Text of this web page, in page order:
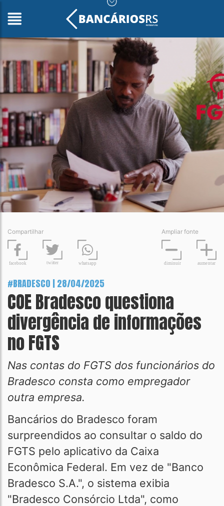
Compartilhar
facebook twitter whatsapp
Ampliar fonte
diminuir aumentar
#BRADESCO | 28/04/2025
COE Bradesco questiona
divergência de informações
no FGTS
Nas contas do FGTS dos funcionários do
Bradesco consta como empregador
outra empresa.
Bancários do Bradesco foram
surpreendidos ao consultar o saldo do
FGTS pelo aplicativo da Caixa
Econômica Federal. Em vez de "Banco
Bradesco S.A.", o sistema exibia
"Bradesco Consórcio Ltda", como